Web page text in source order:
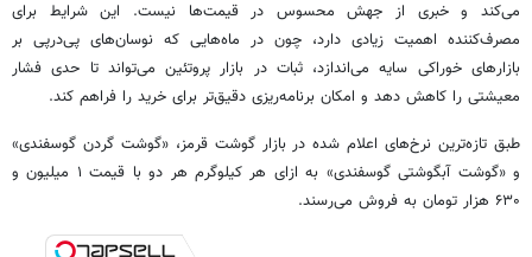
می‌کند و خبری از جهش محسوس در قیمت‌ها نیست. این شرایط برای
مصرف‌کننده اهمیت زیادی دارد، چون در ماه‌هایی که نوسان‌های پی‌درپی بر
بازارهای خوراکی سایه می‌اندازد، ثبات در بازار پروتئین می‌تواند تا حدی فشار
معیشتی را کاهش دهد و امکان برنامه‌ریزی دقیق‌تر برای خرید را فراهم کند.
طبق تازه‌ترین نرخ‌های اعلام شده در بازار گوشت قرمز، «گوشت گردن گوسفندی»
و «گوشت آبگوشتی گوسفندی» به ازای هر کیلوگرم هر دو با قیمت ۱ میلیون و
۶۳۰ هزار تومان به فروش می‌رسند.